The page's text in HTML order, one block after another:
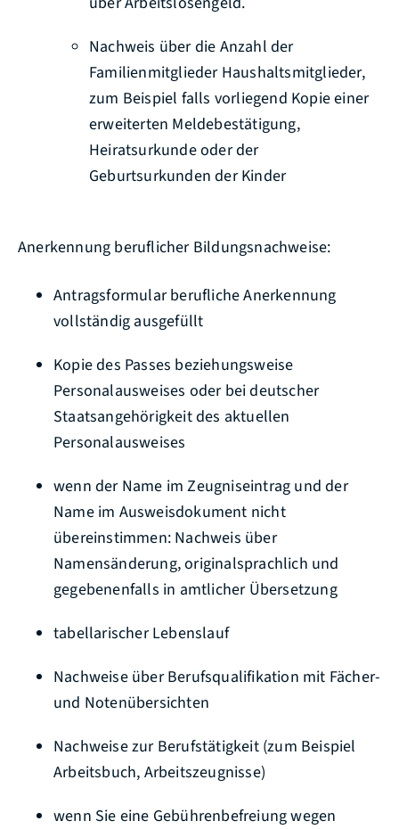
Nachweis über die Anzahl der
FamilienmitgliederHaushaltsmitglieder,
zum Beispiel falls vorliegend Kopie einer
erweiterten Meldebestätigung,
Heiratsurkunde oder der
Geburtsurkunden der Kinder
Anerkennung beruflicher Bildungsnachweise:
Antragsformular berufliche Anerkennung
vollständig ausgefüllt
Kopie des Passes beziehungsweise
Personalausweises oder bei deutscher
Staatsangehörigkeit des aktuellen
Personalausweises
wenn der Name im Zeugniseintrag und der
Name im Ausweisdokument nicht
übereinstimmen: Nachweis über
Namensänderung, originalsprachlich und
gegebenenfalls in amtlicher Übersetzung
tabellarischer Lebenslauf
Nachweise über Berufsqualifikation mit Fächer-
und Notenübersichten
Nachweise zur Berufstätigkeit (zum Beispiel
Arbeitsbuch, Arbeitszeugnisse)
wenn Sie eine Gebührenbefreiung wegen